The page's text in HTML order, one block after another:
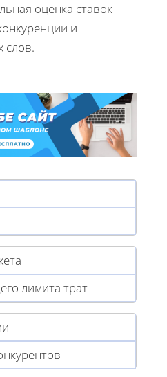
оценка ставок
и
слов.
лимита трат